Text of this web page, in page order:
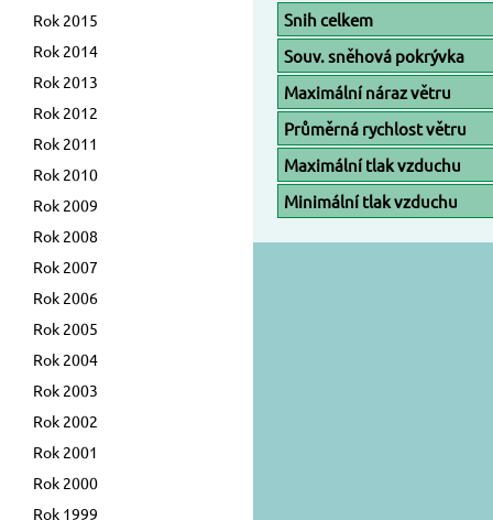
Rok 2015
Rok 2014
Rok 2013
Rok 2012
Rok 2011
Rok 2010
Rok 2009
Rok 2008
Rok 2007
Rok 2006
Rok 2005
Rok 2004
Rok 2003
Rok 2002
Rok 2001
Rok 2000
Rok 1999
Snih celkem
Souv. sněhová pokrývka
Maximální náraz větru
Průměrná rychlost větru
Maximální tlak vzduchu
Minimální tlak vzduchu